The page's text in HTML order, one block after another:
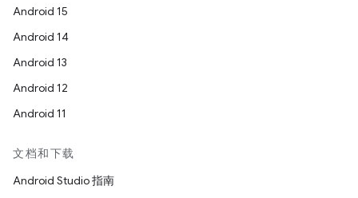
Android 15
Android 14
Android 13
Android 12
Android 11
文档和下载
Android Studio 指南